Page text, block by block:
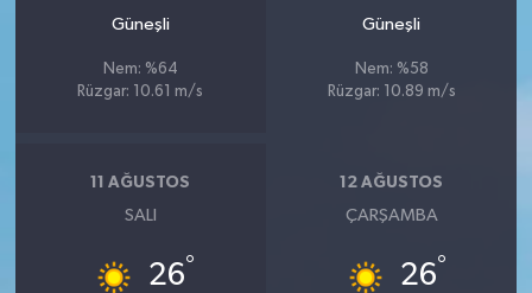
Güneşli
Nem: %64
Rüzgar: 10.61 m/s
Güneşli
Nem: %58
Rüzgar: 10.89 m/s
11 AĞUSTOS
SALI
26°
12 AĞUSTOS
ÇARŞAMBA
26°